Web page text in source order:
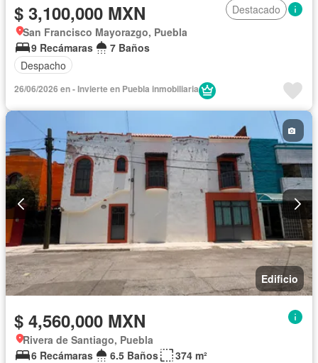
$ 3,100,000 MXN
Destacado
San Francisco Mayorazgo, Puebla
9 Recámaras
7 Baños
Despacho
26/06/2026 en - Invierte en Puebla inmobiliaria
Edificio
$ 4,560,000 MXN
Rivera de Santiago, Puebla
6 Recámaras
6.5 Baños
374 m²